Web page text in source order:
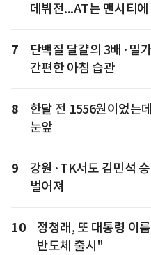
데뷔전...AT는 맨시티에
7
단백질 달걀의 3배·밀
간편한 아침 습관
8
한달 전 1556원이었는
눈앞
9
강원·TK서도 김민석
벌어져
10
정청래, 또 대통령 이
반도체 출시"